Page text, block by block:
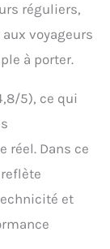
réguliers,
voyageurs
à porter.
5), ce qui
réel. Dans ce
et